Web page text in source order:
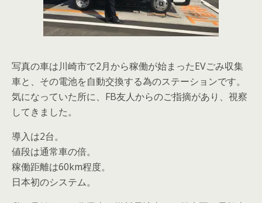
写真の車は川崎市で2月から稼働が始まったEVごみ収集
車と、その電池を自動交換する為のステーションです。
気になっていた所に、FB友人からのご指摘があり、視察
してきました。
導入は2台。
値段は通常車の倍。
稼働距離は60km程度。
日本初のシステム。